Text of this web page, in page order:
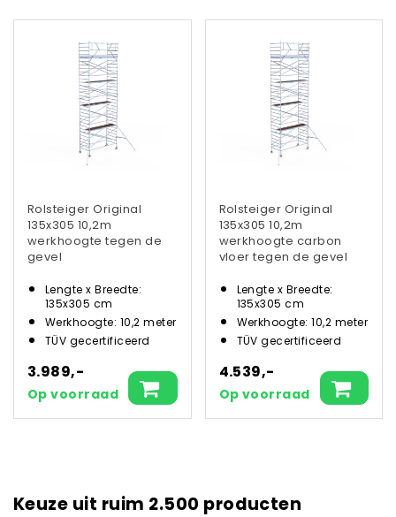
Rolsteiger Original
135x305 10,2m
werkhoogte tegen de
gevel
Lengte x Breedte:
135x305 cm
Werkhoogte: 10,2 meter
TÜV gecertificeerd
3.989,-
Op voorraad
Rolsteiger Original
135x305 10,2m
werkhoogte carbon
vloer tegen de gevel
Lengte x Breedte:
135x305 cm
Werkhoogte: 10,2 meter
TÜV gecertificeerd
4.539,-
Op voorraad
Keuze uit ruim 2.500 producten